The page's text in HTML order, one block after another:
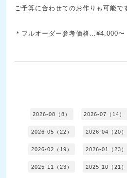
ご予算に合わせてのお作りも可能で
＊フルオーダー参考価格…¥4,000〜
2026-08（8） 2026-07（14）
2026-05（22） 2026-04（20）
2026-02（19） 2026-01（23）
2025-11（23） 2025-10（21）